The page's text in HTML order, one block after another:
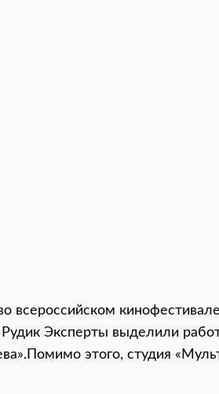
всероссийском
Эксперты выделили
этого, студия